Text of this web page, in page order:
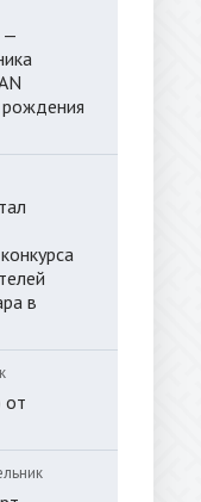
—
рождения
в
от